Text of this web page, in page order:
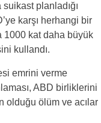
planladığı
karşı herhangi bir
1000 kat daha büyük
kullandı.
emrini verme
ABD birliklerini
olduğu ölüm ve acılar